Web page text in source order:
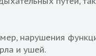
нарушения
и ушей.